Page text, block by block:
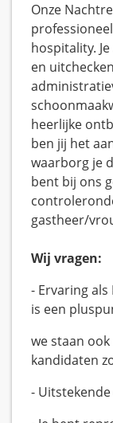
Onze
hospitality.
en
heerlijke
ben jij het
waarborg je
bent bij ons
gastheer/
Wij vragen:
- Ervaring
is een
we staan
kandidaten
-